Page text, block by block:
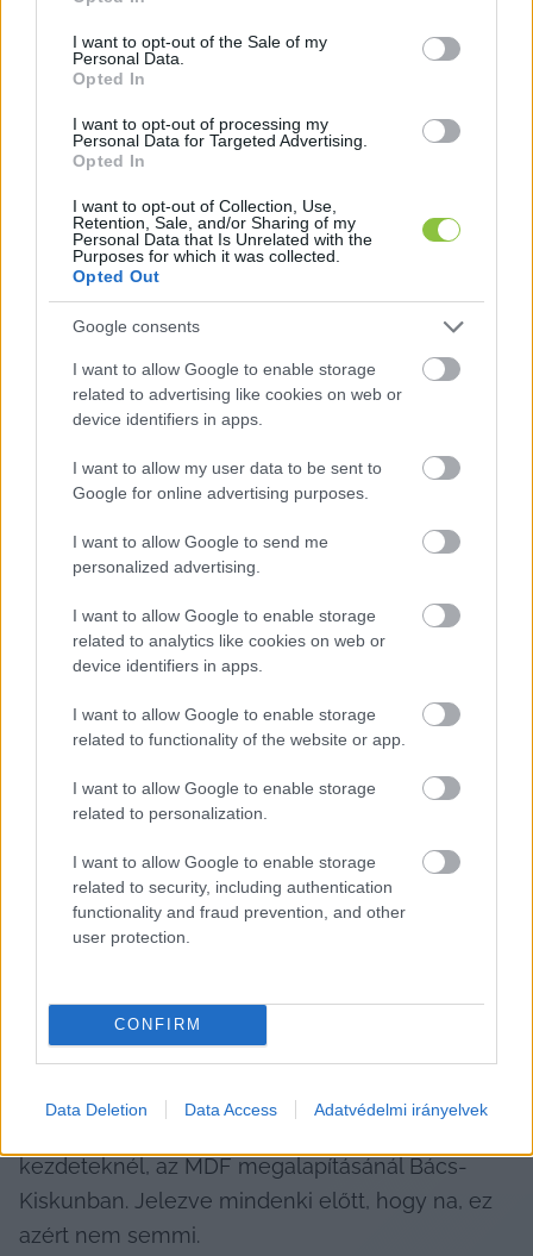
use your data for below specified purposes in below Google
consent section.
I want to opt-out of the Sale of my
Personal Data.
Opted In
I want to opt-out of processing my
Personal Data for Targeted Advertising.
Opted In
I want to opt-out of Collection, Use,
Retention, Sale, and/or Sharing of my
Personal Data that Is Unrelated with the
Purposes for which it was collected.
Opted Out
Google consents
I want to allow Google to enable storage
related to advertising like cookies on web or
device identifiers in apps.
I want to allow my user data to be sent to
Google for online advertising purposes.
I want to allow Google to send me
personalized advertising.
I want to allow Google to enable storage
related to analytics like cookies on web or
device identifiers in apps.
I want to allow Google to enable storage
related to functionality of the website or app.
I want to allow Google to enable storage
related to personalization.
I want to allow Google to enable storage
related to security, including authentication
functionality and fraud prevention, and other
user protection.
CONFIRM
Data Deletion Data Access Adatvédelmi irányelvek
válasszal: a KecsUP Hírek stábja nem léphet be,
mert az esemény zártkörű. Nem sokkal ezután
lépett oda hozzánk az idős férfi, akit régről
ismerek, gyakran találkozunk a városi
könyvtárban, és óhatatlan, hogy a politika
sokszor szóba kerül köztünk – az utóbbi időben
mindig tisztelettel társalgunk. Tényleg rendes,
segítőkész ember a szememben, és
ismertségünkre tekintettel a történet kedvéért
Józsefnek kereszteltem el.
Kézfogással üdvözöltük egymást.
Megkérdeztem, hogy van.
Hát, nagyon nem jól – válaszolta.
Gondolom, az eredmény miatt – mondtam.
nyakkendője így is élénk volt. Elcsukló hangon
ugyan, de érezhető dühvel és mély
elkeseredéssel mondta:
Hát igen. Majd meglátjátok. A fiatalok, ti
basztátok el.
Józsi bácsi, aki annyi kampányt megélt már,
győzelmekkel és vereségekkel együtt –
fejtettem ki. Felidéztem, hogy tudom, hosszú
kezdeteknél, az MDF megalapításánál Bács-
Kiskunban. Jelezve mindenki előtt, hogy na, ez
azért nem semmi.